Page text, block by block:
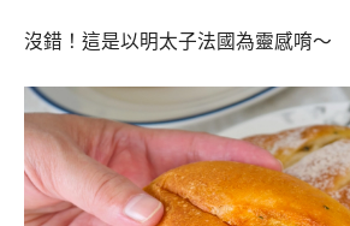
沒錯！這是以明太子法國為靈感唷～